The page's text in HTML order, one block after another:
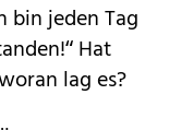
bin jeden Tag
Hat
lag es?